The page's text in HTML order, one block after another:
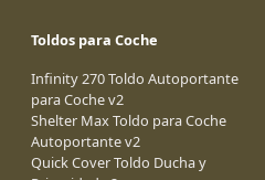
Toldos para Coche
Infinity 270 Toldo Autoportante
para Coche v2
Shelter Max Toldo para Coche
Autoportante v2
Quick Cover Toldo Ducha y